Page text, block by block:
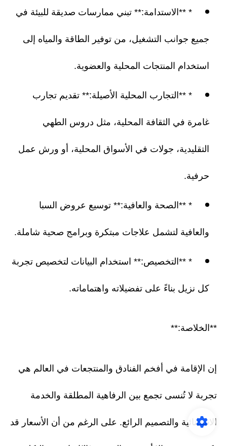
* **الاستدامة:** تبني ممارسات صديقة للبيئة في
جميع جوانب التشغيل، من توفير الطاقة والمياه إلى
استخدام المنتجات المحلية والعضوية.
* **التجارب المحلية الأصيلة:** تقديم تجارب
غامرة في الثقافة المحلية، مثل دروس الطهي
التقليدية، جولات في الأسواق المحلية، أو ورش عمل
حرفية.
* **الصحة والعافية:** توسيع عروض السبا
والعافية لتشمل علاجات مبتكرة وبرامج صحية شاملة.
* **التخصيص:** استخدام البيانات لتخصيص تجربة
كل نزيل بناءً على تفضيلاته واهتماماته.
**الخلاصة:**
إن الإقامة في أفخم الفنادق والمنتجعات في العالم هي
تجربة لا تُنسى تجمع بين الرفاهية المطلقة والخدمة
الاستثنائية والتصميم الرائع. على الرغم من أن الأسعار قد